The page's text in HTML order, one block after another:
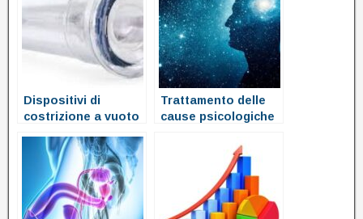
Dispositivi di
costrizione a vuoto
Trattamento delle
cause psicologiche